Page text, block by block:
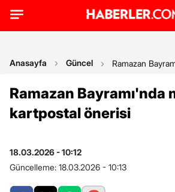
Anasayfa Güncel Ramazan
Ramazan Bayramı'nda
kartpostal önerisi
18.03.2026 - 10:12
Güncelleme: 18.03.2026 - 10:13